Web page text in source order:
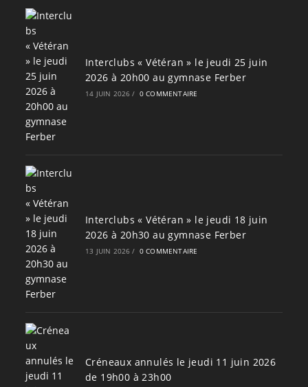
Interclubs « Vétéran » le jeudi 25 juin
2026 à 20h00 au gymnase Ferber
14 JUIN 2026 / 0 COMMENTAIRE
Interclubs « Vétéran » le jeudi 18 juin
2026 à 20h30 au gymnase Ferber
13 JUIN 2026 / 0 COMMENTAIRE
Créneaux annulés le jeudi 11 juin 2026
de 19h00 à 23h00